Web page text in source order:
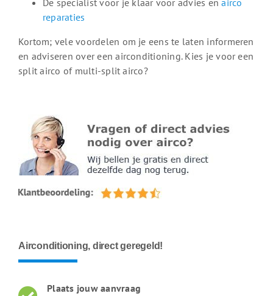
De specialist voor je klaar voor advies enairco
reparaties
Kortom; vele voordelen om je eens te laten informeren
en adviseren over een airconditioning. Kies je voor een
split airco of multi-split airco?
Airconditioning, direct geregeld!
Plaats jouw aanvraag